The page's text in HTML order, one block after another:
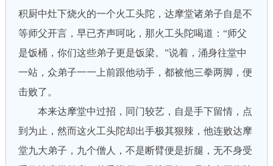
积厨中灶下烧火的一个火工头陀，达摩堂诸弟子自是不
等师父开言，早已齐声呵叱，那火工头陀喝道：“师父
是饭桶，你们这些弟子更是饭梁。”说着，涌身往堂中
一站，众弟子一一上前跟他动手，都被他三拳两脚，便
击败了。
本来达摩堂中过招，同门较艺，自是手下留情，点
到为止，然而这火工头陀却出手极其狠辣，他连败达摩
堂九大弟子，九个僧人，不是断臂便是折腿，无不身受